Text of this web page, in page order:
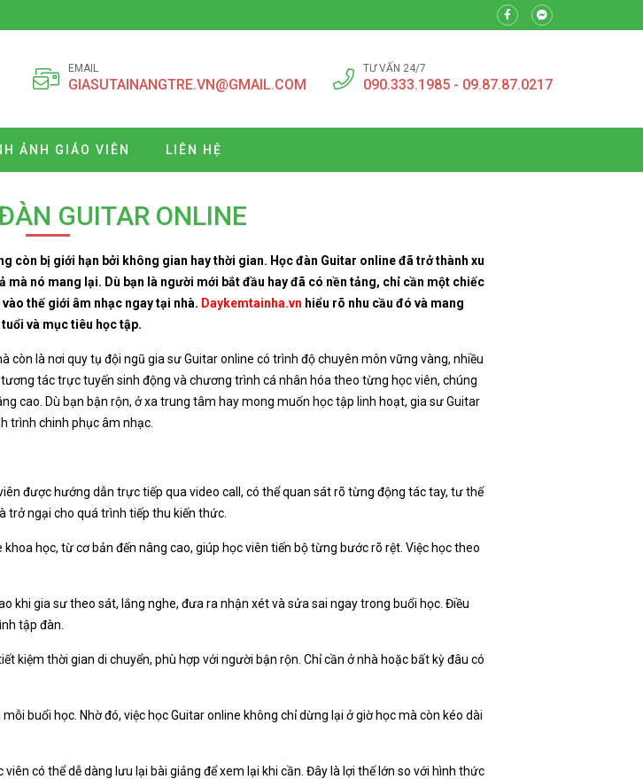
EMAIL
GIASUTAINANGTRE.VN@GMAIL.COM
TƯ VẤN 24/7
090.333.1985 - 09.87.87.0217
ẢNH GIÁO VIÊN LIÊN HỆ
GUITAR ONLINE
còn bị giới hạn bởi không gian hay thời gian. Học đàn Guitar online đã trở thành xu
nó mang lại. Dù bạn là người mới bắt đầu hay đã có nền tảng, chỉ cần một chiếc
thế giới âm nhạc ngay tại nhà. Daykemtainha.vn hiểu rõ nhu cầu đó và mang
và mục tiêu học tập.
còn là nơi quy tụ đội ngũ gia sư Guitar online có trình độ chuyên môn vững vàng, nhiều
tác trực tuyến sinh động và chương trình cá nhân hóa theo từng học viên, chúng
cao. Dù bạn bận rộn, ở xa trung tâm hay mong muốn học tập linh hoạt, gia sư Guitar
trình chinh phục âm nhạc.
được hướng dẫn trực tiếp qua video call, có thể quan sát rõ từng động tác tay, tư thế
trở ngại cho quá trình tiếp thu kiến thức.
học, từ cơ bản đến nâng cao, giúp học viên tiến bộ từng bước rõ rệt. Việc học theo
khi gia sư theo sát, lắng nghe, đưa ra nhận xét và sửa sai ngay trong buổi học. Điều
tập đàn.
kiệm thời gian di chuyển, phù hợp với người bận rộn. Chỉ cần ở nhà hoặc bất kỳ đâu có
buổi học. Nhờ đó, việc học Guitar online không chỉ dừng lại ở giờ học mà còn kéo dài
có thể dễ dàng lưu lại bài giảng để xem lại khi cần. Đây là lợi thế lớn so với hình thức